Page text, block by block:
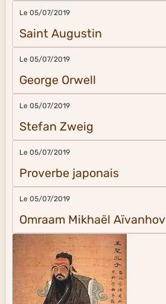
Le 05/07/2019
Saint Augustin
Le 05/07/2019
George Orwell
Le 05/07/2019
Stefan Zweig
Le 05/07/2019
Proverbe japonais
Le 05/07/2019
Omraam Mikhaël Aïvanhov